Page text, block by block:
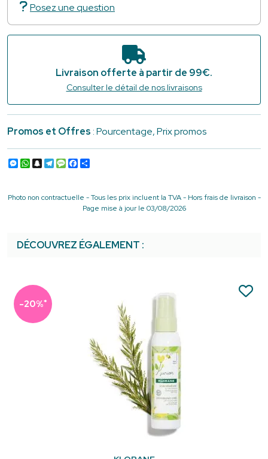
Posez une question
Livraison offerte à partir de 99€.
Consulter le détail de nos livraisons
Promos et Offres : Pourcentage, Prix promos
Messenger
WhatsApp
Snapchat
Telegram
Message
Facebook
Photo non contractuelle - Tous les prix incluent la TVA - Hors frais de livraison -
Page mise à jour le 03/08/2026
DÉCOUVREZ ÉGALEMENT :
-20%*